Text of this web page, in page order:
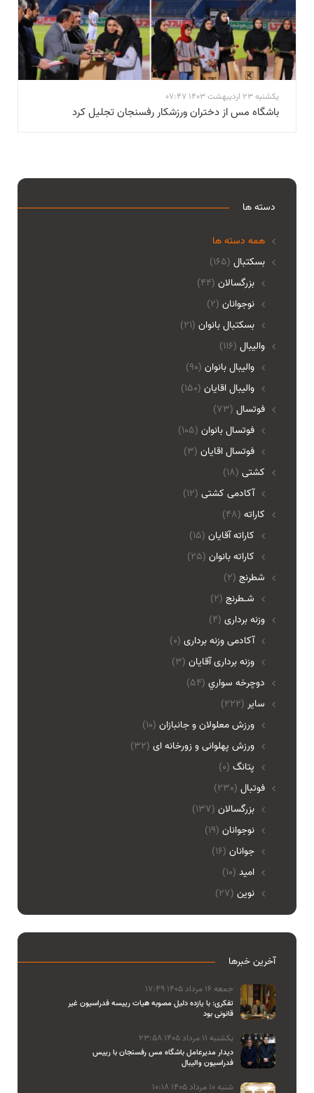
یکشنبه 23 اردیبهشت 1403 07:47
باشگاه مس از دختران ورزشکار رفسنجان تجلیل کرد
دسته ها
همه دسته ها
(165) بسکتبال
بزرگسالان (44)
نوجوانان (2)
بسکتبال بانوان (21)
(116) والیبال
واليبال بانوان (90)
واليبال اقايان (150)
(73) فوتسال
فوتسال بانوان (105)
فوتسال اقايان (3)
(18) کشتی
آکادمی کشتی (12)
(48) کاراته
کاراته آقایان (15)
کاراته بانوان (25)
(2) شطرنج
شـطرنج (2)
(4) وزنه برداری
آکادمی وزنه برداری (0)
وزنه برداری آقایان (3)
(54) دوچرخه سواري
(222) ساير
ورزش معلولان و جانبازان (10)
ورزش پهلوانی و زورخانه ای (32)
پتانگ (0)
(230) فوتبال
بزرگسالان (137)
نوجوانان (19)
جوانان (16)
امید (10)
نوین (27)
آخرین خبرها
جمعه 16 مرداد 1405 17:49
تفکری: با یازده دلیل مصوبه هیات رییسه فدراسیون غیر
قانونی بود
یکشنبه 11 مرداد 1405 23:58
دیدار مدیرعامل باشگاه مس رفسنجان با رییس
فدراسیون والیبال
شنبه 10 مرداد 1405 10:18